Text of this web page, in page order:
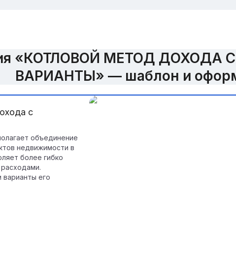
«КОТЛОВОЙ МЕТОД
ВАРИАНТЫ» — шаблон и
с
объединение
недвижимости в
более гибко
его